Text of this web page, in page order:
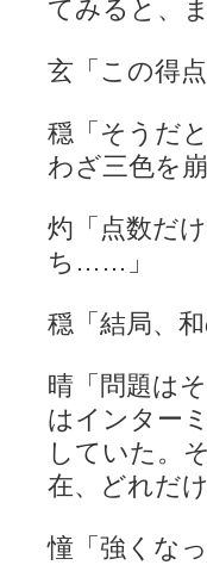
てみると、
玄「この得
穏「そうだ
わざ三色を
灼「点数だ
ち……」
穏「結局、
晴「問題は
はインター
していた。
在、どれだ
憧「強くな